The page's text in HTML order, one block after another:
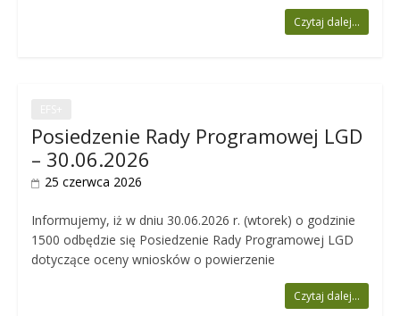
Czytaj dalej...
Posiedzenie Rady Programowej LGD
– 30.06.2026
25 czerwca 2026
Informujemy, iż w dniu 30.06.2026 r. (wtorek) o godzinie
1500 odbędzie się Posiedzenie Rady Programowej LGD
dotyczące oceny wniosków o powierzenie
Czytaj dalej...